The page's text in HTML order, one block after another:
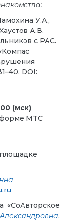
У.А.,
А.В.
с РАС.
DOI:
(мск)
MTC
«СоАвторское
,